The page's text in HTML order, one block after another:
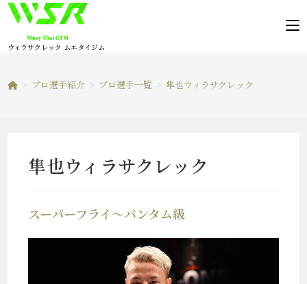
コ
ウィラサクレック ムエタイジム
> プロ選手紹介 > プロ選手一覧 > 隼也ウィラサクレック
隼也ウィラサクレック
スーパーフライ～バンタム級